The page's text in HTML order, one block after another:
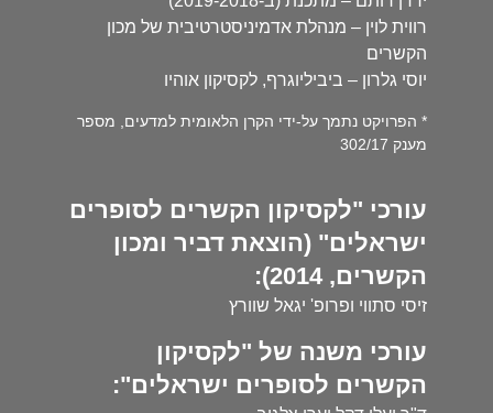
רווית לוין – מנהלת אדמיניסטרטיבית של מכון
הקשרים
יוסי גלרון – ביביליוגרף, לקסיקון אוהיו
* הפרויקט נתמך על-ידי הקרן הלאומית למדעים, מספר
מענק 302/17
עורכי "לקסיקון הקשרים לסופרים
ישראלים" (הוצאת דביר ומכון
הקשרים, 2014):
זיסי סתווי ופרופ' יגאל שוורץ
עורכי משנה של "לקסיקון
הקשרים לסופרים ישראלים":